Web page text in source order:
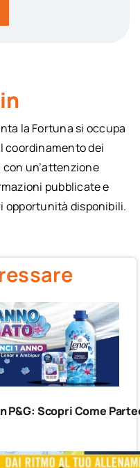
la Fortuna si occupa
coordinamento dei
un’attenzione
pubblicate e
opportunità disponibili.
P&G: Scopri Come